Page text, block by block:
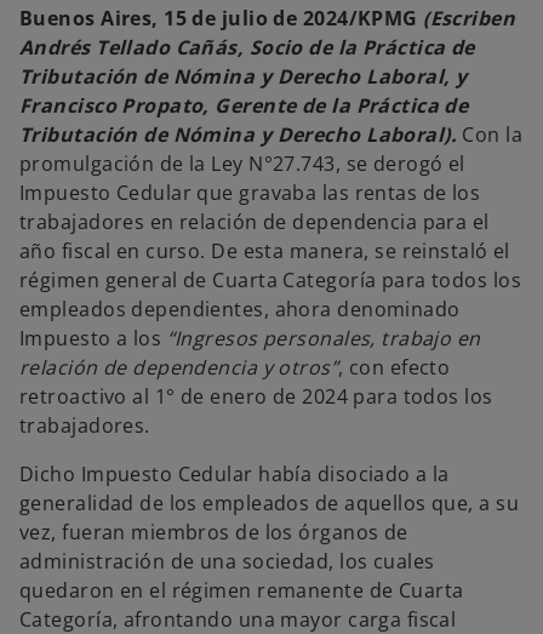
n
a
p
e
s
t
a
ñ
a
n
u
e
v
a
Buenos Aires, 15 de julio de 2024/KPMG (Escriben
Andrés Tellado Cañás, Socio de la Práctica de
Tributación de Nómina y Derecho Laboral, y
Francisco Propato, Gerente de la Práctica de
Tributación de Nómina y Derecho Laboral). Con la
promulgación de la Ley N°27.743, se derogó el
Impuesto Cedular que gravaba las rentas de los
trabajadores en relación de dependencia para el
año fiscal en curso. De esta manera, se reinstaló el
régimen general de Cuarta Categoría para todos los
empleados dependientes, ahora denominado
Impuesto a los “Ingresos personales, trabajo en
relación de dependencia y otros”, con efecto
retroactivo al 1° de enero de 2024 para todos los
trabajadores.
Dicho Impuesto Cedular había disociado a la
generalidad de los empleados de aquellos que, a su
vez, fueran miembros de los órganos de
administración de una sociedad, los cuales
quedaron en el régimen remanente de Cuarta
Categoría, afrontando una mayor carga fiscal